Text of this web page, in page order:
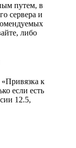
путем, в
сервера и
либо
к
если есть
12.5,